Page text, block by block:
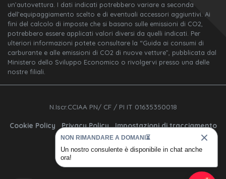
un’autovettura. I dati indicati potrebbero variare a seconda
dell’equipaggiamento scelto e di eventuali accessori aggiuntivi. Ai
fini del calcolo di imposte che si basano sulle emissioni di CO2,
potrebbero essere applicati valori diversi da quelli indicati. Per
ulteriori informazioni potete consultare la “Guida ai consumi di
carburante e alle emissioni di CO2 di nuove vetture”, pubblicata dal
Ministero dello Sviluppo Economico o rivolgervi presso una delle
nostre filiali.
N.Iscr.CCIAA PN/ CF / PI IT 01635350018
Cookie Policy Privacy Policy Impostazioni di tracciamento
NON RIMANDARE A DOMANI⏳
Un nostro consulente è disponibile in chat anche
ora!